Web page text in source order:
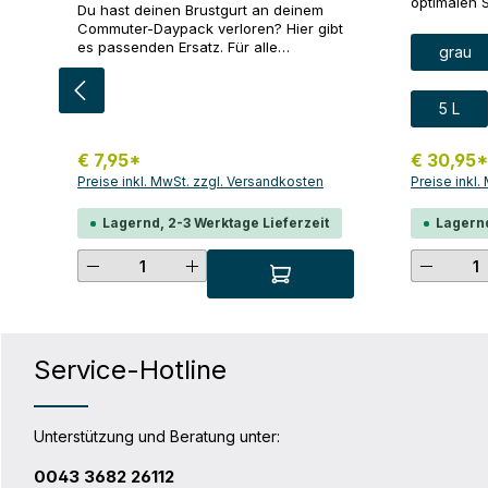
Du hast deinen Brustgurt an deinem
Commuter-Daypack verloren? Hier gibt
es passenden Ersatz. Für alle
Commuter-Daypack Modelle (City und
€ 7,95*
Preise inkl. MwSt. zzgl. Versandkosten
Lagernd, 2-3 Werktage Lieferzeit
Produkt Anzahl: Gib den
das Innere
außen.
bieten dir
eines
ultimative
ist die
mit
Hinweis:
ODER
Packing
mit
Farbe
grau
Größe
5 L
€ 30,95*
Preise inkl.
Service-Hotline
Unterstützung und Beratung unter:
0043 3682 26112